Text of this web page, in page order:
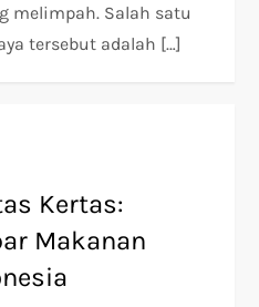
melimpah. Salah satu
tersebut adalah […]
Kertas:
Makanan